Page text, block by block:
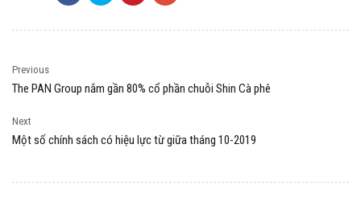
Previous
The PAN Group nắm gần 80% cổ phần chuỗi Shin Cà phê
Next
Một số chính sách có hiệu lực từ giữa tháng 10-2019